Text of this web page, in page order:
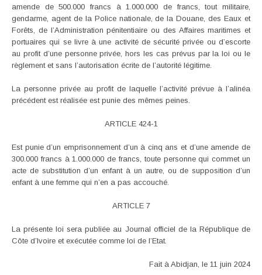
amende de 500.000 francs à 1.000.000 de francs, tout militaire,
gendarme, agent de la Police nationale, de la Douane, des Eaux et
Forêts, de l’Administration pénitentiaire ou des Affaires maritimes et
portuaires qui se livre à une activité de sécurité privée ou d’escorte
au profit d’une personne privée, hors les cas prévus par la loi ou le
règlement et sans l’autorisation écrite de l’autorité légitime.
La personne privée au profit de laquelle l’activité prévue à l’alinéa
précédent est réalisée est punie des mêmes peines.
ARTICLE 424-1
Est punie d’un emprisonnement d’un à cinq ans et d’une amende de
300.000 francs à 1.000.000 de francs, toute personne qui commet un
acte de substitution d’un enfant à un autre, ou de supposition d’un
enfant à une femme qui n’en a pas accouché.
ARTICLE 7
La présente loi sera publiée au Journal officiel de la République de
Côte d’Ivoire et exécutée comme loi de l’Etat.
Fait à Abidjan, le 11 juin 2024